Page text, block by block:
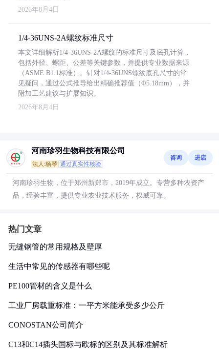
2026年8月4日
1/4-36UNS-2A螺纹标准尺寸
本文详细解析1/4-36UNS-2A螺纹的标准尺寸及底孔计算，
包括外径、螺距、公差等关键参数，并提供专业数据来源
（ASME B1.1标准）。针对1/4-36UNS螺纹底孔尺寸的常
见疑问，通过公式推导给出精确推荐值（Φ5.18mm），并
附加工艺建议与扩展知识。
2026年8月4日
河南珍羽生物科技有限公司
法人:杨琴 通过真实性核验
咨询 进店
河南珍羽生物，位于郑州新郑市，2019年成立。专营多种农资产
品，经验丰富，提供专业农业技术服务，权威可靠。
热门文章
无缝钢管的常用规格及壁厚
生活中常见的传感器有哪些呢
PE100管材的含义是什么
工业厂房载重标准：一平方米能承受多少公斤
CONOSTAN公司简介
C13和C14插头国标与欧标的区别及其标准解析